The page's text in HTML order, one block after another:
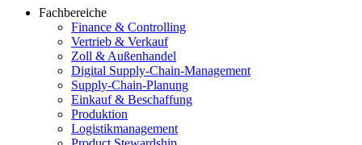
Fachbereiche
Finance & Controlling
Vertrieb & Verkauf
Zoll & Außenhandel
Digital Supply-Chain-Management
Supply-Chain-Planung
Einkauf & Beschaffung
Produktion
Logistikmanagement